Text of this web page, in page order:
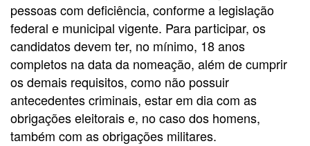
pessoas com deficiência, conforme a legislação
federal e municipal vigente. Para participar, os
candidatos devem ter, no mínimo, 18 anos
completos na data da nomeação, além de cumprir
os demais requisitos, como não possuir
antecedentes criminais, estar em dia com as
obrigações eleitorais e, no caso dos homens,
também com as obrigações militares.